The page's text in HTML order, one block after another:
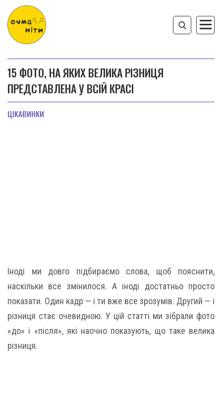
15 ФОТО, НА ЯКИХ ВЕЛИКА РІЗНИЦЯ
ПРЕДСТАВЛЕНА У ВСІЙ КРАСІ
ЦІКАВИНКИ
Іноді ми довго підбираємо слова, щоб пояснити,
наскільки все змінилося. А іноді достатньо просто
показати. Один кадр — і ти вже все зрозумів. Другий — і
різниця стає очевидною. У цій статті ми зібрали фото
«до» і «після», які наочно показують, що таке велика
різниця.